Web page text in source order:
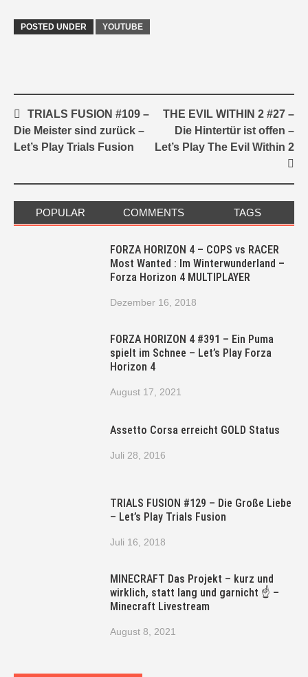
POSTED UNDER YOUTUBE
Post
navigation
TRIALS FUSION #109 –
Die Meister sind zurück –
Let’s Play Trials Fusion
THE EVIL WITHIN 2 #27 –
Die Hintertür ist offen –
Let’s Play The Evil Within 2
POPULAR COMMENTS TAGS
FORZA HORIZON 4 – COPS vs RACER
Most Wanted : Im Winterwunderland –
Forza Horizon 4 MULTIPLAYER
Dezember 16, 2018
FORZA HORIZON 4 #391 – Ein Puma
spielt im Schnee – Let’s Play Forza
Horizon 4
August 17, 2021
Assetto Corsa erreicht GOLD Status
Juli 28, 2016
TRIALS FUSION #129 – Die Große Liebe
– Let’s Play Trials Fusion
Juli 16, 2018
MINECRAFT Das Projekt – kurz und
wirklich, statt lang und garnicht ☝ –
Minecraft Livestream
August 8, 2021